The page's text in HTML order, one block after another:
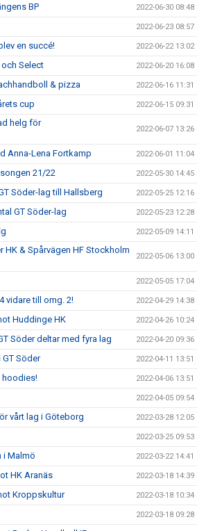
BP 2022-06-30 08:48
2022-06-23 08:57
en succé! 2022-06-22 13:02
och Select 2022-06-20 16:08
& pizza 2022-06-16 11:31
cup 2022-06-15 09:31
helg för
2022-06-07 13:26
Anna-Lena Fortkamp 2022-06-01 11:04
21/22 2022-05-30 14:45
Söder-lag till Hallsberg 2022-05-25 12:16
GT Söder-lag 2022-05-23 12:28
2022-05-09 14:11
HK & Spårvägen HF Stockholm
2022-05-06 13:00
2022-05-05 17:04
vidare till omg. 2! 2022-04-29 14:38
Huddinge HK 2022-04-26 10:24
Söder deltar med fyra lag 2022-04-20 09:36
Söder 2022-04-11 13:51
hoodies! 2022-04-06 13:51
2022-04-05 09:54
vårt lag i Göteborg 2022-03-28 12:05
2022-03-25 09:53
i Malmö 2022-03-22 14:41
HK Aranäs 2022-03-18 14:39
Kroppskultur 2022-03-18 10:34
2022-03-18 09:28